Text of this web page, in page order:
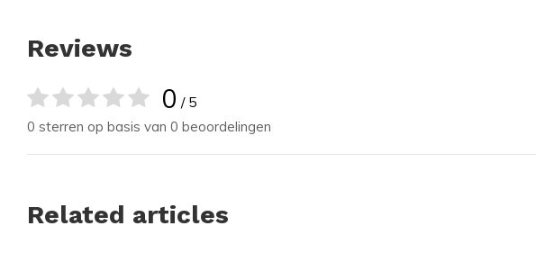
Reviews
0 / 5
0 sterren op basis van 0 beoordelingen
Related articles